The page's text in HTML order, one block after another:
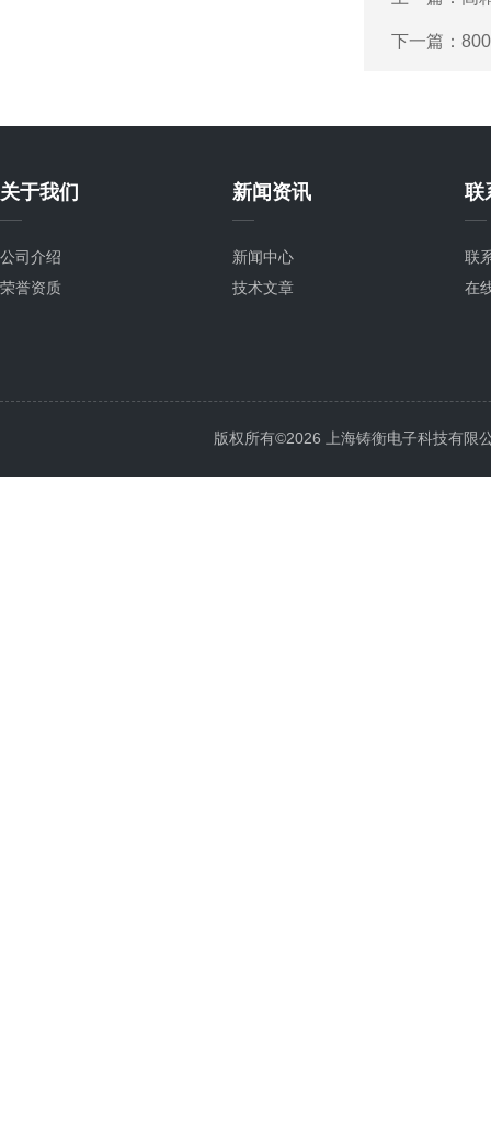
下一篇：
关于我们
公司介绍
荣誉资质
新闻资讯
新闻中心
技术文章
联
联
在
版权所有©2026 上海铸衡电子科技有